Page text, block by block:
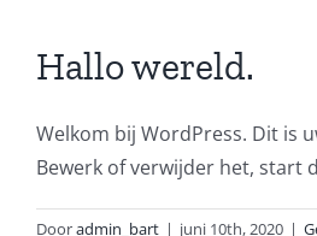
Hallo wereld.
Welkom bij WordPress. Dit is
Bewerk of verwijder het, start
Dooradmin_bart | juni 10th, 2020 |